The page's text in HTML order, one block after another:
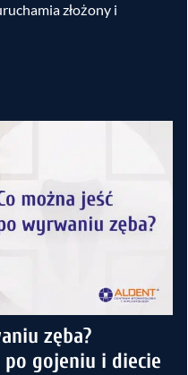
złożony i
zęba?
gojeniu i diecie